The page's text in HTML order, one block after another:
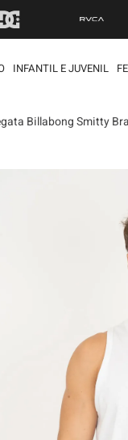
FRETE GRÁTISpara todo
INFANTIL E JUVENIL
Billabong Smitty
termos
8º
chinelo